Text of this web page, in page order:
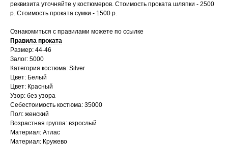
реквизита уточняйте у костюмеров. Стоимость проката шляпки - 2500
р. Стоимость проката сумки - 1500 р.
Ознакомиться с правилами можете по ссылке
Правила проката
Размер: 44-46
Залог: 5000
Категория костюма: Silver
Цвет: Белый
Цвет: Красный
Узор: без узора
Себестоимость костюма: 35000
Пол: женский
Возрастная группа: взрослый
Материал: Атлас
Материал: Кружево